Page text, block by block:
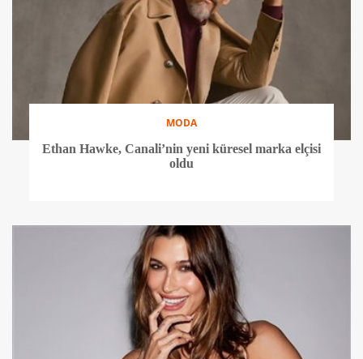
MODA
Ethan Hawke, Canali’nin yeni küresel marka elçisi
oldu